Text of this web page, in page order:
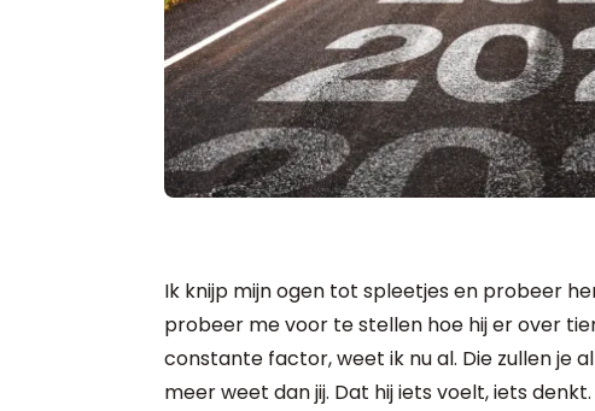
Ik knijp mijn ogen tot spleetjes en probeer
probeer me voor te stellen hoe hij er over
constante factor, weet ik nu al. Die zullen je
meer weet dan jij. Dat hij iets voelt, iets